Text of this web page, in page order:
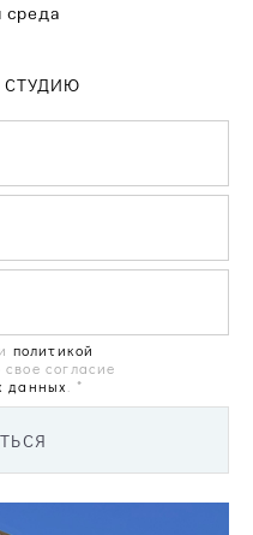
СТУДИЮ
и политикой
согласие
данных . *